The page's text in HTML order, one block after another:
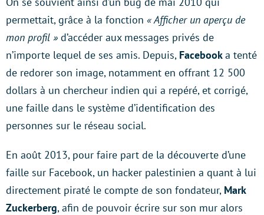
permettait, grâce à la fonction « Afficher un aperçu de
mon profil » d’accéder aux messages privés de
n’importe lequel de ses amis. Depuis, Facebooka tenté
de redorer son image, notamment en offrant 12 500
dollars à un chercheur indien qui a repéré, et corrigé,
une faille dans le système d’identification des
personnes sur le réseau social.
En août 2013, pour faire part de la découverte d’une
faille sur Facebook, un hacker palestinien a quant à lui
directement piraté le compte de son fondateur, Mark
Zuckerberg, afin de pouvoir écrire sur son mur alors